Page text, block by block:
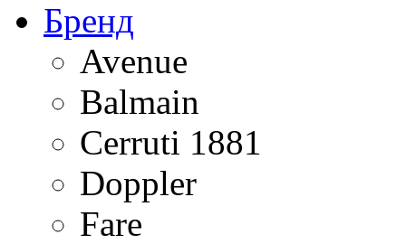
Бренд
Avenue
Balmain
Cerruti 1881
Doppler
Fare